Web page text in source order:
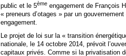
public et le 5èmeengagement de François
« preneurs d’otages » par un
engagement.
Le projet de loi sur la « transition
nationale, le 14 octobre 2014, prévoit
capitaux privés. Comme si la privatisation